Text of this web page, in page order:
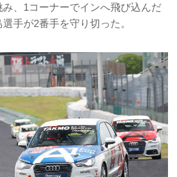
、1コーナーでインへ飛び込んだ
手が2番手を守り切った。